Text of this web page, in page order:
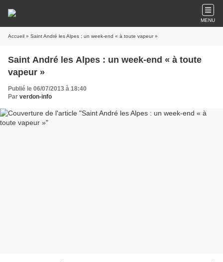
MENU
Accueil » Saint André les Alpes : un week-end « à toute vapeur »
Saint André les Alpes : un week-end « à toute
vapeur »
Publié le 06/07/2013 à 18:40
Par verdon-info